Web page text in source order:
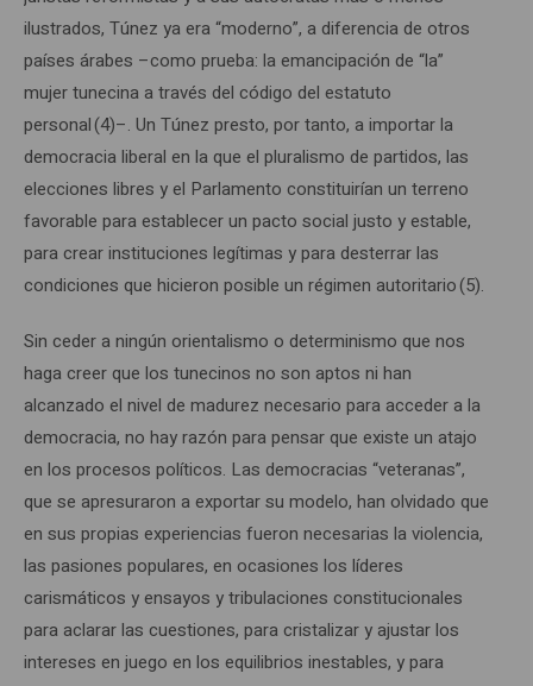
ilustrados, Túnez ya era “moderno”, a diferencia de otros
países árabes –como prueba: la emancipación de “la”
mujer tunecina a través del código del estatuto
personal (4)–. Un Túnez presto, por tanto, a importar la
democracia liberal en la que el pluralismo de partidos, las
elecciones libres y el Parlamento constituirían un terreno
favorable para establecer un pacto social justo y estable,
para crear instituciones legítimas y para desterrar las
condiciones que hicieron posible un régimen autoritario (5).
Sin ceder a ningún orientalismo o determinismo que nos
haga creer que los tunecinos no son aptos ni han
alcanzado el nivel de madurez necesario para acceder a la
democracia, no hay razón para pensar que existe un atajo
en los procesos políticos. Las democracias “veteranas”,
que se apresuraron a exportar su modelo, han olvidado que
en sus propias experiencias fueron necesarias la violencia,
las pasiones populares, en ocasiones los líderes
carismáticos y ensayos y tribulaciones constitucionales
para aclarar las cuestiones, para cristalizar y ajustar los
intereses en juego en los equilibrios inestables, y para